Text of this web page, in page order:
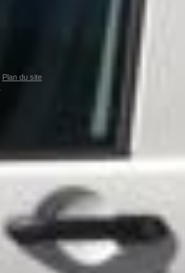
Plan du site